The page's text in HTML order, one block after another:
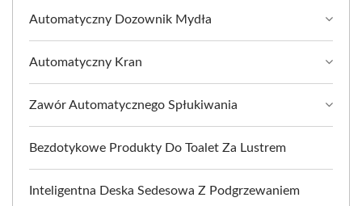
Automatyczny Dozownik Mydła
Automatyczny Kran
Zawór Automatycznego Spłukiwania
Bezdotykowe Produkty Do Toalet Za Lustrem
Inteligentna Deska Sedesowa Z Podgrzewaniem